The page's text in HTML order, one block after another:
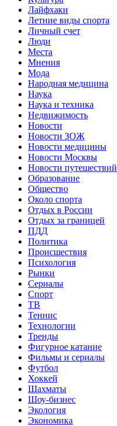
Лайфхаки
Летние виды спорта
Личный счет
Люди
Места
Мнения
Мода
Народная медицина
Наука
Наука и техника
Недвижимость
Новости
Новости ЗОЖ
Новости медицины
Новости Москвы
Новости путешествий
Образование
Общество
Около спорта
Отдых в России
Отдых за границей
ПДД
Политика
Происшествия
Психология
Рынки
Сериалы
Спорт
ТВ
Теннис
Технологии
Тренды
Фигурное катание
Фильмы и сериалы
Футбол
Хоккей
Шахматы
Шоу-бизнес
Экология
Экономика